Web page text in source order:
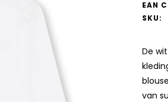
EAN
SKU:
De
van